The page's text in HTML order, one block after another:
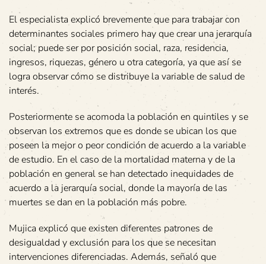
El especialista explicó brevemente que para trabajar con
determinantes sociales primero hay que crear una jerarquía
social; puede ser por posición social, raza, residencia,
ingresos, riquezas, género u otra categoría, ya que así se
logra observar cómo se distribuye la variable de salud de
interés.
Posteriormente se acomoda la población en quintiles y se
observan los extremos que es donde se ubican los que
poseen la mejor o peor condición de acuerdo a la variable
de estudio. En el caso de la mortalidad materna y de la
población en general se han detectado inequidades de
acuerdo a la jerarquía social, donde la mayoría de las
muertes se dan en la población más pobre.
Mujica explicó que existen diferentes patrones de
desigualdad y exclusión para los que se necesitan
intervenciones diferenciadas. Además, señaló que